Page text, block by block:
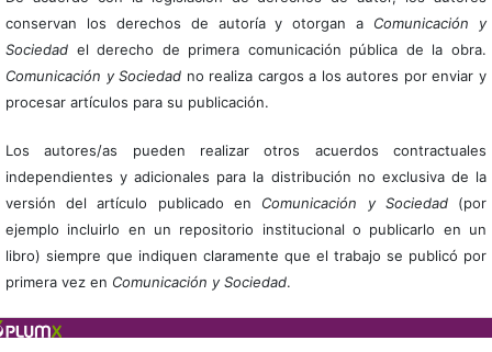
conservan los derechos de autoría y otorgan a Comunicación y
Sociedadel derecho de primera comunicación pública de la obra.
Comunicación y Sociedad no realiza cargos a los autores por enviar y
procesar artículos para su publicación.
Los autores/as pueden realizar otros acuerdos contractuales
independientes y adicionales para la distribución no exclusiva de la
versión del artículo publicado en Comunicación y Sociedad(por
ejemplo incluirlo en un repositorio institucional o publicarlo en un
libro) siempre que indiquen claramente que el trabajo se publicó por
primera vez en Comunicación y Sociedad.